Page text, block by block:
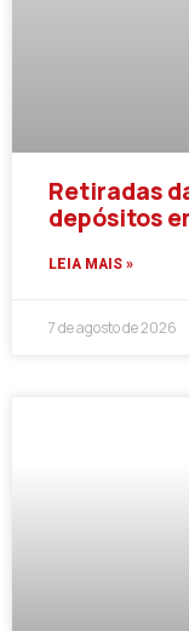
Retiradas
depósitos
LEIA MAIS »
7 de agosto de 2026